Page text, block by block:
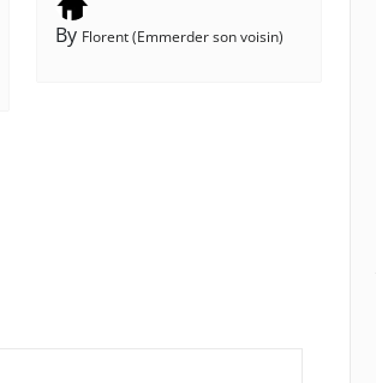
By Florent (Emmerder son voisin)